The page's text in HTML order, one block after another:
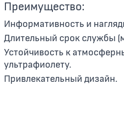
Преимущество:
Информативность и
Длительный срок службы
Устойчивость к
ультрафиолету.
Привлекательный дизайн.